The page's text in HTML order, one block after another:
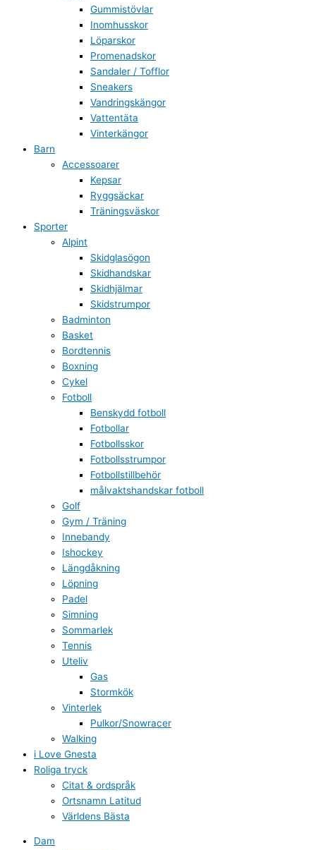
Gummistövlar
Inomhusskor
Löparskor
Promenadskor
Sandaler / Tofflor
Sneakers
Vandringskängor
Vattentäta
Vinterkängor
Barn
Accessoarer
Kepsar
Ryggsäckar
Träningsväskor
Sporter
Alpint
Skidglasögon
Skidhandskar
Skidhjälmar
Skidstrumpor
Badminton
Basket
Bordtennis
Boxning
Cykel
Fotboll
Benskydd fotboll
Fotbollar
Fotbollsskor
Fotbollsstrumpor
Fotbollstillbehör
målvaktshandskar fotboll
Golf
Gym / Träning
Innebandy
Ishockey
Längdåkning
Löpning
Padel
Simning
Sommarlek
Tennis
Uteliv
Gas
Stormkök
Vinterlek
Pulkor/Snowracer
Walking
i Love Gnesta
Roliga tryck
Citat & ordspråk
Ortsnamn Latitud
Världens Bästa
Dam